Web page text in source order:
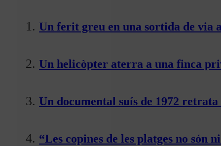
Un ferit greu en una sortida de via
Un helicòpter aterra a una finca
Un documental suís de 1972
“Les copines de les platges no